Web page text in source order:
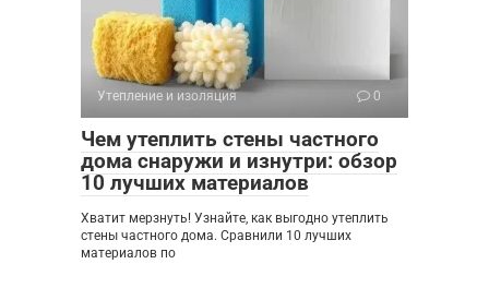
Утепление и изоляция 0
Чем утеплить стены частного
дома снаружи и изнутри: обзор
10 лучших материалов
Хватит мерзнуть! Узнайте, как выгодно утеплить
стены частного дома. Сравнили 10 лучших
материалов по